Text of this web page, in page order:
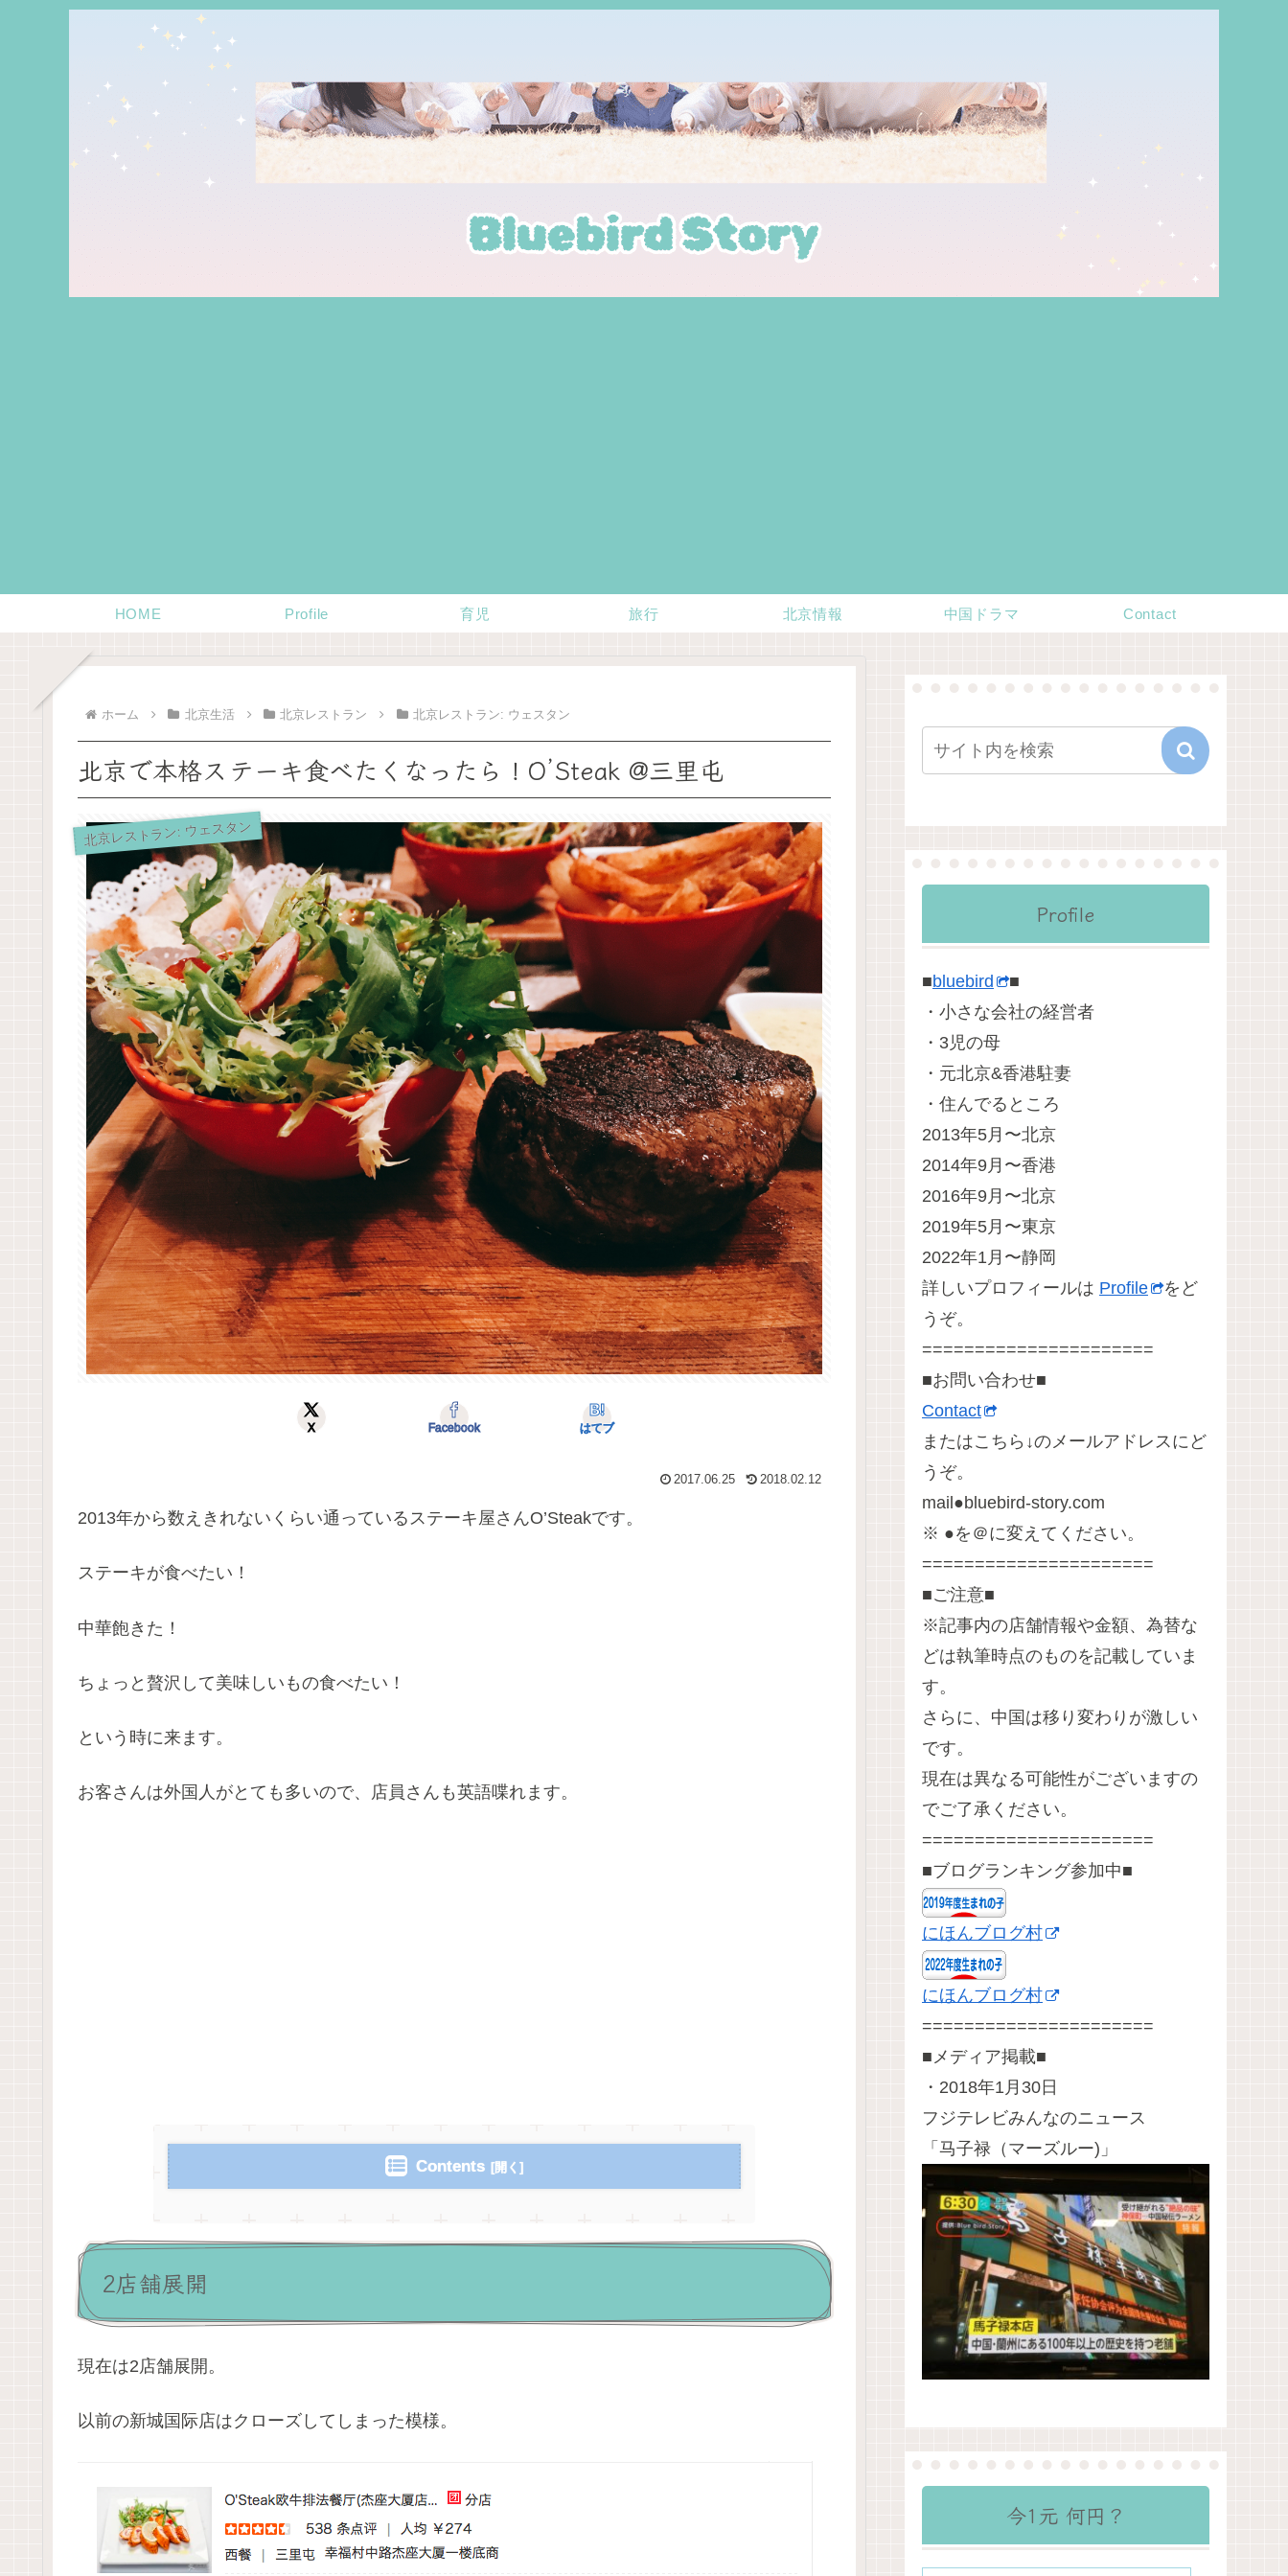
HOME Profile 育児 旅行 北京情報 中国ドラマ Contact
ホーム 北京生活 北京レストラン 北京レストラン: ウェスタン
北京で本格ステーキ食べたくなったら！O’Steak @三里屯
北京レストラン: ウェスタン
X Facebook はてブ
2017.06.25 2018.02.12
2013年から数えきれないくらい通っているステーキ屋さんO’Steakです。
ステーキが食べたい！
中華飽きた！
ちょっと贅沢して美味しいもの食べたい！
という時に来ます。
お客さんは外国人がとても多いので、店員さんも英語喋れます。
Contents
2店舗展開
現在は2店舗展開。
以前の新城国际店はクローズしてしまった模様。
Profile
■bluebird
■
・小さな会社の経営者
・3児の母
・元北京&香港駐妻
・住んでるところ
2013年5月〜北京
2014年9月〜香港
2016年9月〜北京
2019年5月〜東京
2022年1月〜静岡
詳しいプロフィールは Profile
をど
うぞ。
======================
■お問い合わせ■
Contact
またはこちら↓のメールアドレスにど
うぞ。
mail●bluebird-story.com
※ ●を＠に変えてください。
======================
■ご注意■
※記事内の店舗情報や金額、為替な
どは執筆時点のものを記載していま
す。
さらに、中国は移り変わりが激しい
です。
現在は異なる可能性がございますの
でご了承ください。
======================
■ブログランキング参加中■
にほんブログ村
にほんブログ村
======================
■メディア掲載■
・2018年1月30日
フジテレビみんなのニュース
「马子禄（マーズルー)」
今1元 何円？